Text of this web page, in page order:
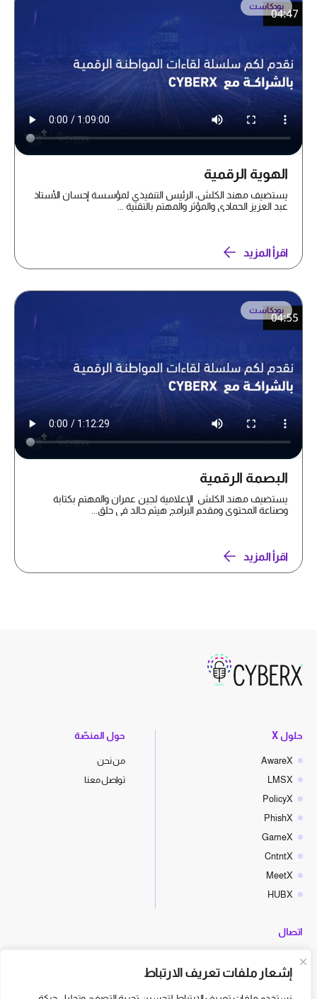
إشعار ملفات تعريف الارتباط
بودكاست
الهوية الرقمية
يستضيف مهند الكلش، الرئيس التنفيذي لمؤسسة إحسان الأستاذ
عبد العزيز الحمادي والمؤثر والمهتم بالتقنية ...
اقرأ المزيد
بودكاست
البصمة الرقمية
يستضيف مهند الكلش الإعلامية لجين عمران والمهتم بكتابة
وصناعة المحتوى ومقدم البرامج هيثم حالد في حلق...
اقرأ المزيد
حلول X
AwareX
LMSX
PolicyX
PhishX
GameX
CntntX
MeetX
HUBX
حول المنصّة
من نحن
تواصل معنا
اتصال
hello@cyberx.world